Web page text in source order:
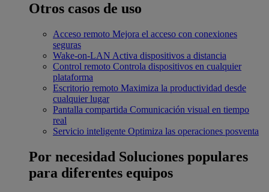
Otros casos de uso
Acceso remoto Mejora el acceso con conexiones
seguras
Wake-on-LAN Activa dispositivos a distancia
Control remoto Controla dispositivos en cualquier
plataforma
Escritorio remoto Maximiza la productividad desde
cualquier lugar
Pantalla compartida Comunicación visual en tiempo
real
Servicio inteligente Optimiza las operaciones posventa
Por necesidad Soluciones populares
para diferentes equipos